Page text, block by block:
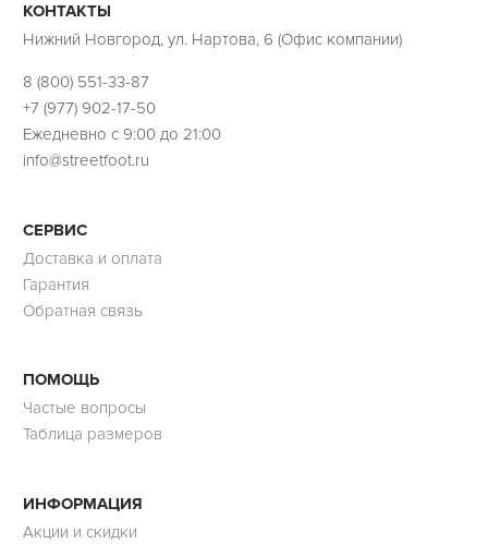
КОНТАКТЫ
Нижний Новгород, ул. Нартова, 6 (Офис компании)
8 (800) 551-33-87
+7 (977) 902-17-50
Ежедневно с 9:00 до 21:00
info@streetfoot.ru
СЕРВИС
Доставка и оплата
Гарантия
Обратная связь
ПОМОЩЬ
Частые вопросы
Таблица размеров
ИНФОРМАЦИЯ
Акции и скидки